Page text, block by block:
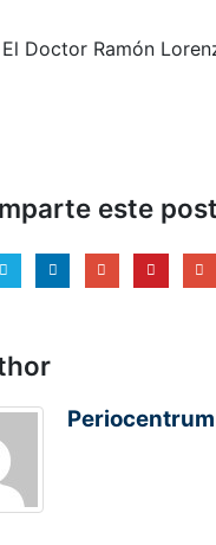
este post
Periocentrum